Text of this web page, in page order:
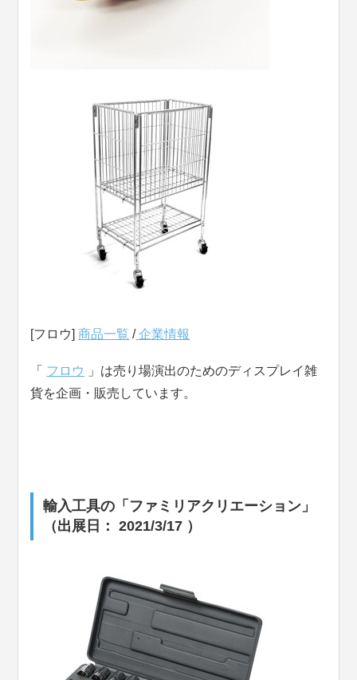
[フロウ]商品一覧 /企業情報
「 フロウ
」は売り場演出のためのディスプレイ雑
貨を企画・販売しています。
輸入工具の「ファミリアクリエーション」
（出展日： 2021/3/17 ）